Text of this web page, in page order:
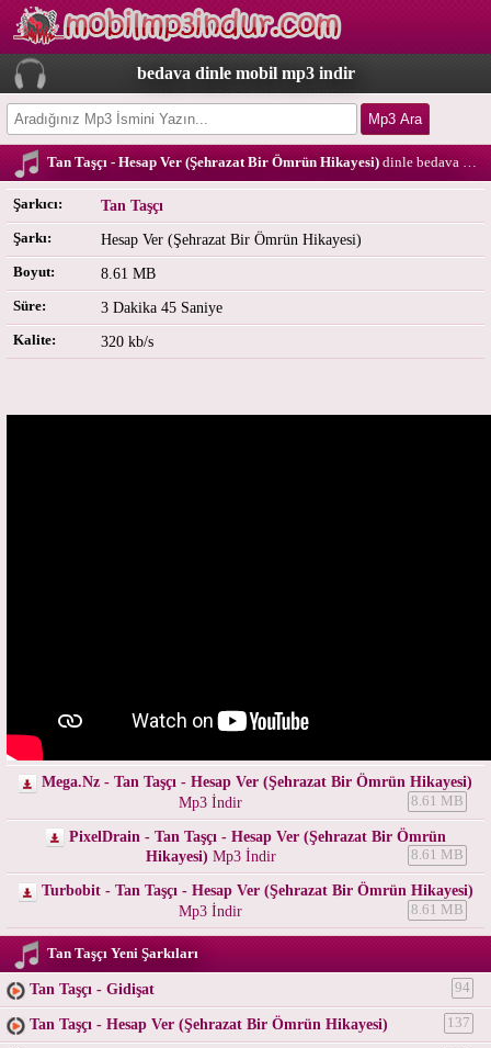
bedava dinle mobil mp3 indir
Tan Taşçı - Hesap Ver (Şehrazat Bir Ömrün Hikayesi)dinle bedava download
Şarkıcı: Tan Taşçı
Şarkı: Hesap Ver (Şehrazat Bir Ömrün Hikayesi)
Boyut: 8.61 MB
Süre: 3 Dakika 45 Saniye
Kalite: 320 kb/s
Mega.Nz - Tan Taşçı - Hesap Ver (Şehrazat Bir Ömrün Hikayesi)
Mp3 İndir
8.61 MB
PixelDrain - Tan Taşçı - Hesap Ver (Şehrazat Bir Ömrün
Hikayesi) Mp3 İndir 8.61 MB
Turbobit - Tan Taşçı - Hesap Ver (Şehrazat Bir Ömrün Hikayesi)
Mp3 İndir
8.61 MB
Tan Taşçı Yeni Şarkıları
Tan Taşçı - Gidişat 94
Tan Taşçı - Hesap Ver (Şehrazat Bir Ömrün Hikayesi) 137